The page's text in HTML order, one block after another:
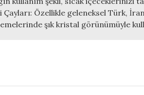
Çayları: Özellikle geleneksel Türk,
şık kristal görünümüyle